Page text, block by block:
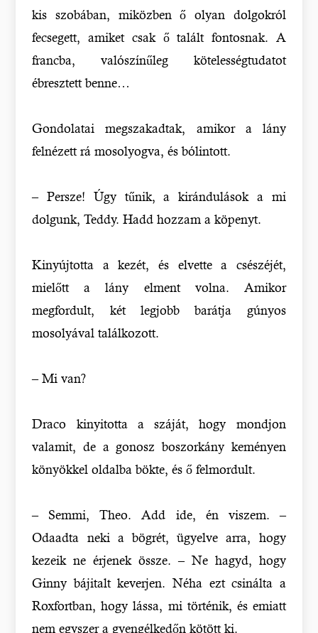
kis szobában, miközben ő olyan dolgokról
fecsegett, amiket csak ő talált fontosnak. A
francba, valószínűleg kötelességtudatot
ébresztett benne…
Gondolatai megszakadtak, amikor a lány
felnézett rá mosolyogva, és bólintott.
– Persze! Úgy tűnik, a kirándulások a mi
dolgunk, Teddy. Hadd hozzam a köpenyt.
Kinyújtotta a kezét, és elvette a csészéjét,
mielőtt a lány elment volna. Amikor
megfordult, két legjobb barátja gúnyos
mosolyával találkozott.
– Mi van?
Draco kinyitotta a száját, hogy mondjon
valamit, de a gonosz boszorkány keményen
könyökkel oldalba bökte, és ő felmordult.
– Semmi, Theo. Add ide, én viszem. –
Odaadta neki a bögrét, ügyelve arra, hogy
kezeik ne érjenek össze. – Ne hagyd, hogy
Ginny bájitalt keverjen. Néha ezt csinálta a
Roxfortban, hogy lássa, mi történik, és emiatt
nem egyszer a gyengélkedőn kötött ki.